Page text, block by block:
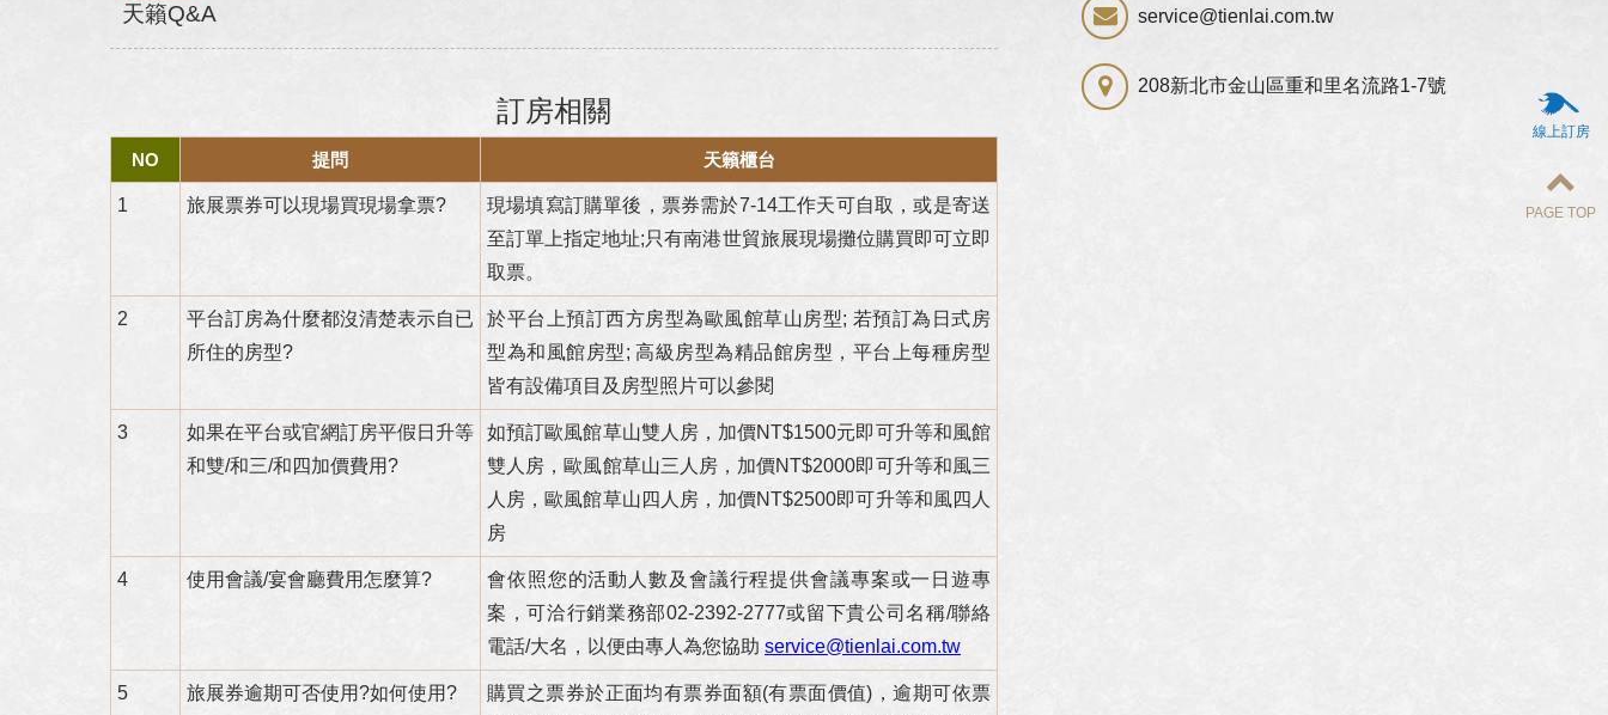
天籟Q&A
訂房相關
NO 提問 天籟櫃台
1 旅展票券可以現場買現場拿票?
現場填寫訂購單後，票券需於7-14工作天可自取，或是寄送
至訂單上指定地址;只有南港世貿旅展現場攤位購買即可立即
取票。
2
平台訂房為什麼都沒清楚表示自已
所住的房型?
於平台上預訂西方房型為歐風館草山房型; 若預訂為日式房
型為和風館房型; 高級房型為精品館房型，平台上每種房型
皆有設備項目及房型照片可以參閱
3
如果在平台或官網訂房平假日升等
和雙/和三/和四加價費用?
如預訂歐風館草山雙人房，加價NT$1500元即可升等和風館
雙人房，歐風館草山三人房，加價NT$2000即可升等和風三
人房，歐風館草山四人房，加價NT$2500即可升等和風四人
房
4 使用會議/宴會廳費用怎麼算?
會依照您的活動人數及會議行程提供會議專案或一日遊專
案，可洽行銷業務部02-2392-2777或留下貴公司名稱/聯絡
電話/大名，以便由專人為您協助 service@tienlai.com.tw
5 旅展券逾期可否使用?如何使用?
購買之票券於正面均有票券面額(有票面價值)，逾期可依票
service@tienlai.com.tw
208新北市金山區重和里名流路1-7號
線上訂房
PAGE TOP